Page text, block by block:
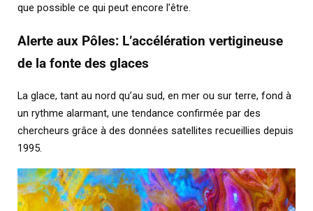
que possible ce qui peut encore l’être.
Alerte aux Pôles: L’accélération vertigineuse
de la fonte des glaces
La glace, tant au nord qu’au sud, en mer ou sur terre, fond à
un rythme alarmant, une tendance confirmée par des
chercheurs grâce à des données satellites recueillies depuis
1995.